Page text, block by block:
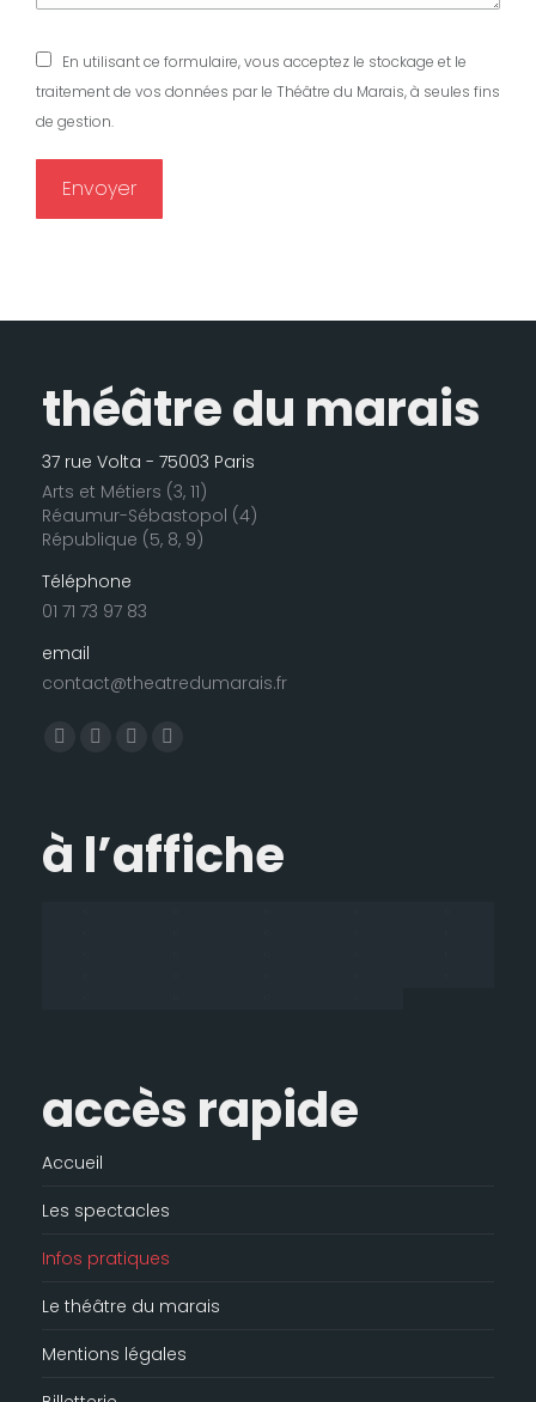
En utilisant ce formulaire, vous acceptez le stockage et le
traitement de vos données par le Théâtre du Marais, à seules fins
de gestion.
Envoyer
théâtre du marais
37 rue Volta - 75003 Paris
Arts et Métiers (3, 11)
Réaumur-Sébastopol (4)
République (5, 8, 9)
Téléphone
01 71 73 97 83
email
contact@theatredumarais.fr
Trouvez nous sur :
s'ouvre
dans
s'ouvre
dans
s'ouvre
dans
mail
s'ouvre
à l’affiche
accès rapide
Accueil
Les spectacles
Infos pratiques
Le théâtre du marais
Mentions légales